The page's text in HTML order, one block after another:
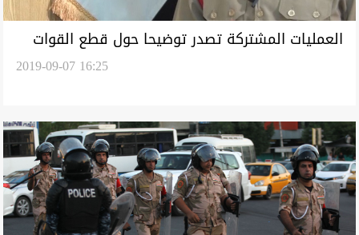
العمليات المشتركة تصدر توضيحا حول قطع القوات
2019-09-07 16:25